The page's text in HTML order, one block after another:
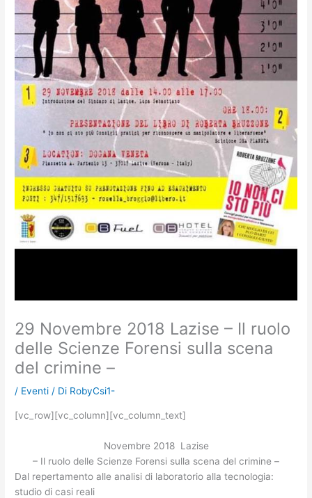
29 Novembre 2018 Lazise – Il ruolo
delle Scienze Forensi sulla scena
del crimine –
/ Eventi / Di RobyCsi1-
[vc_row][vc_column][vc_column_text]
Novembre 2018 Lazise
– Il ruolo delle Scienze Forensi sulla scena del crimine –
Dal repertamento alle analisi di laboratorio alla tecnologia:
studio di casi reali